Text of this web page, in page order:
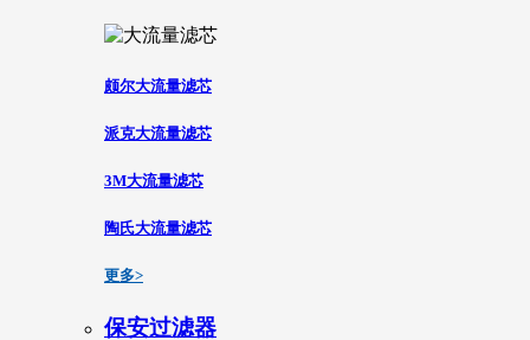
颇尔大流量滤芯
派克大流量滤芯
3M大流量滤芯
陶氏大流量滤芯
更多>
保安过滤器